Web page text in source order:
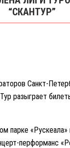
“СКАНТУР”
Санкт-
разыграет
парке «Рускеала»
перформанс